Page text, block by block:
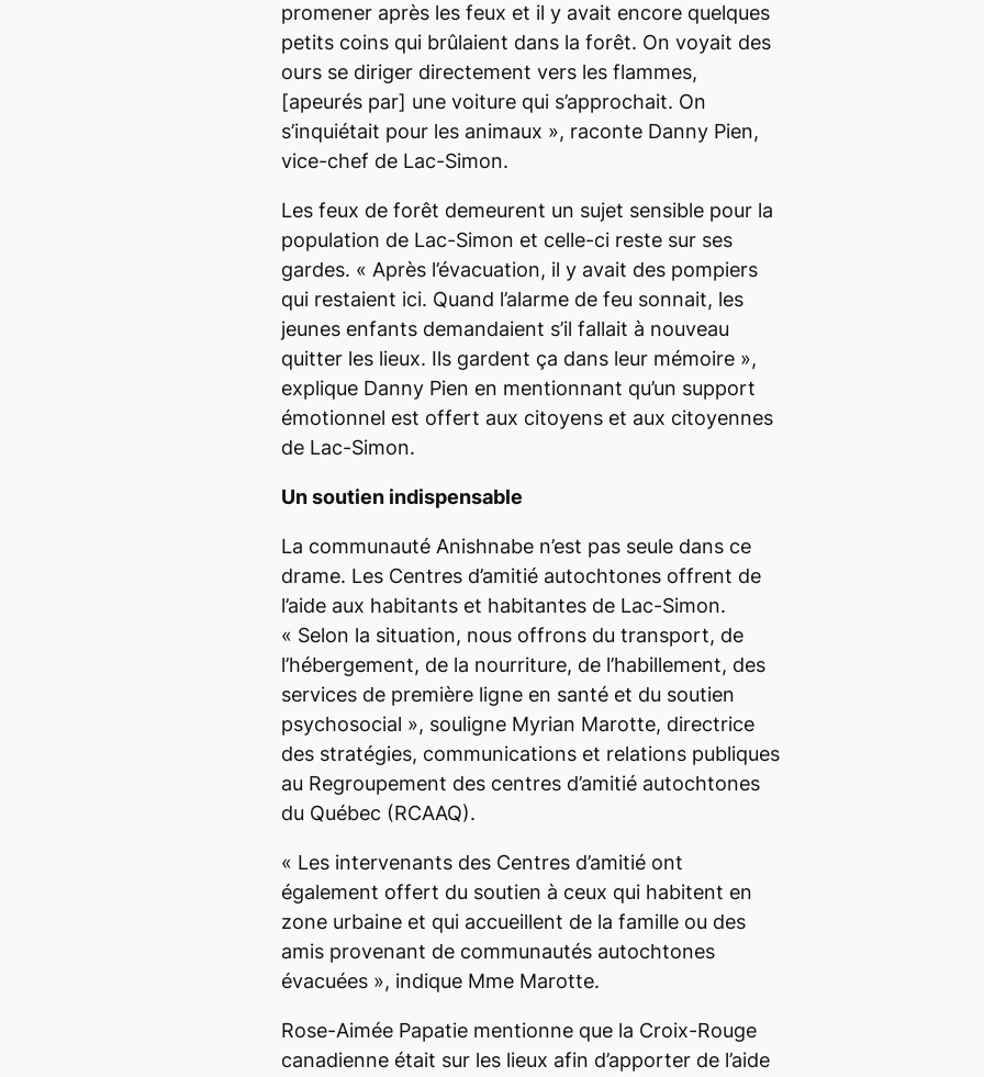
promener après les feux et il y avait encore quelques
petits coins qui brûlaient dans la forêt. On voyait des
ours se diriger directement vers les flammes,
[apeurés par] une voiture qui s’approchait. On
s’inquiétait pour les animaux », raconte Danny Pien,
vice-chef de Lac-Simon.
Les feux de forêt demeurent un sujet sensible pour la
population de Lac-Simon et celle-ci reste sur ses
gardes. « Après l’évacuation, il y avait des pompiers
qui restaient ici. Quand l’alarme de feu sonnait, les
jeunes enfants demandaient s’il fallait à nouveau
quitter les lieux. Ils gardent ça dans leur mémoire »,
explique Danny Pien en mentionnant qu’un support
émotionnel est offert aux citoyens et aux citoyennes
de Lac-Simon.
Un soutien indispensable
La communauté Anishnabe n’est pas seule dans ce
drame. Les Centres d’amitié autochtones offrent de
l’aide aux habitants et habitantes de Lac-Simon.
« Selon la situation, nous offrons du transport, de
l’hébergement, de la nourriture, de l’habillement, des
services de première ligne en santé et du soutien
psychosocial », souligne Myrian Marotte, directrice
des stratégies, communications et relations publiques
au Regroupement des centres d’amitié autochtones
du Québec (RCAAQ).
« Les intervenants des Centres d’amitié ont
également offert du soutien à ceux qui habitent en
zone urbaine et qui accueillent de la famille ou des
amis provenant de communautés autochtones
évacuées », indique Mme Marotte.
Rose-Aimée Papatie mentionne que la Croix-Rouge
canadienne était sur les lieux afin d’apporter de l’aide